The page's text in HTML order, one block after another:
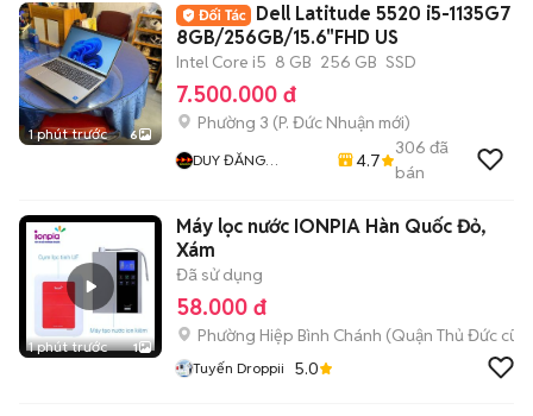
1 phút trước 6
Dell Latitude 5520 i5-1135G7
8GB/256GB/15.6"FHD US
Intel Core i5 8 GB 256 GB SSD
7.500.000 đ
Phường 3 (P. Đức Nhuận mới)
DUY ĐĂNG
4.7
306 đã
bán
1 phút trước 1
Máy lọc nước IONPIA Hàn Quốc Đỏ,
Xám
Đã sử dụng
58.000 đ
Phường Hiệp Bình Chánh (Quận Thủ Đức cũ)
Tuyến Droppii 5.0